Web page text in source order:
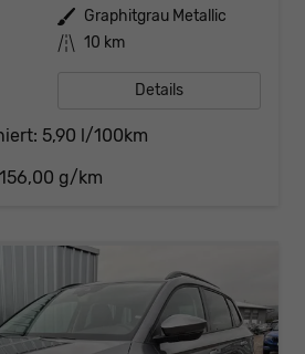
Außenfarbe Graphitgrau Metallic
Kilometerstand 10 km
Details
5,90 l/100km
156,00 g/km